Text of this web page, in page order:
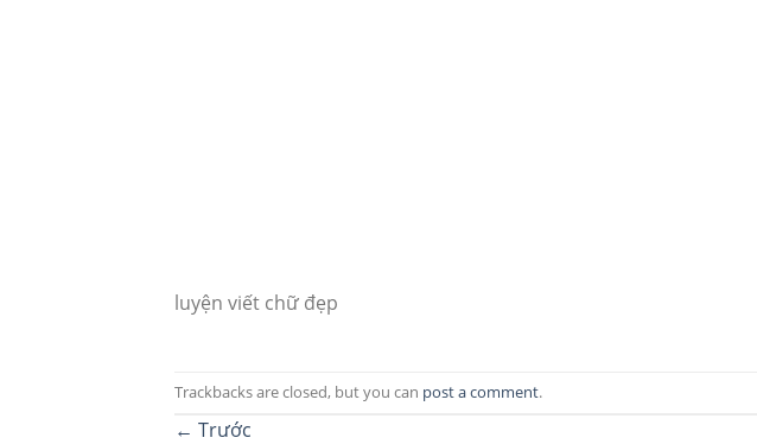
luyện viết chữ đẹp
Trackbacks are closed, but you can post a comment.
← Trước